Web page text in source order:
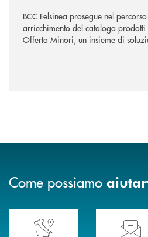
BCC Felsinea prosegue nel
arricchimento del catalogo prodotti
Offerta Minori, un insieme di
sviluppo di una relazione
Come possiamo
Accedi all' elenco completo delle
Ti serve